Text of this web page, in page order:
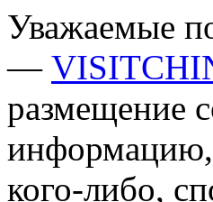
Уважаемые
—
размещение
информацию,
кого-либо,